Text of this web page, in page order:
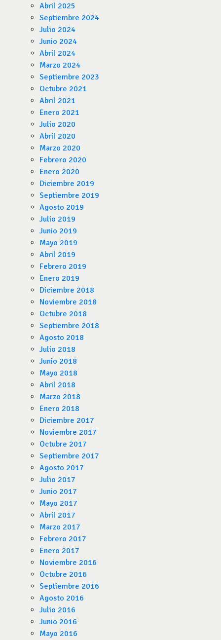
Abril 2025
Septiembre 2024
Julio 2024
Junio 2024
Abril 2024
Marzo 2024
Septiembre 2023
Octubre 2021
Abril 2021
Enero 2021
Julio 2020
Abril 2020
Marzo 2020
Febrero 2020
Enero 2020
Diciembre 2019
Septiembre 2019
Agosto 2019
Julio 2019
Junio 2019
Mayo 2019
Abril 2019
Febrero 2019
Enero 2019
Diciembre 2018
Noviembre 2018
Octubre 2018
Septiembre 2018
Agosto 2018
Julio 2018
Junio 2018
Mayo 2018
Abril 2018
Marzo 2018
Enero 2018
Diciembre 2017
Noviembre 2017
Octubre 2017
Septiembre 2017
Agosto 2017
Julio 2017
Junio 2017
Mayo 2017
Abril 2017
Marzo 2017
Febrero 2017
Enero 2017
Noviembre 2016
Octubre 2016
Septiembre 2016
Agosto 2016
Julio 2016
Junio 2016
Mayo 2016